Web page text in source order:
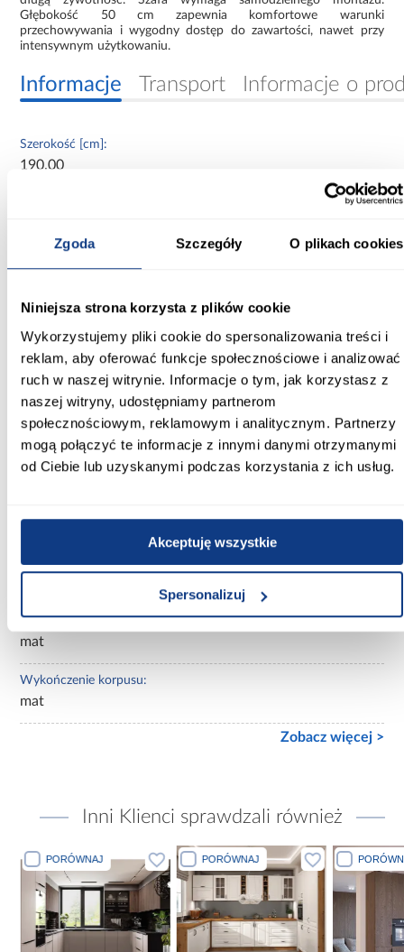
Zgoda Szczegóły O plikach cookies
Niniejsza strona korzysta z plików cookie
Wykorzystujemy pliki cookie do spersonalizowania treści i
reklam, aby oferować funkcje społecznościowe i analizować
ruch w naszej witrynie. Informacje o tym, jak korzystasz z
naszej witryny, udostępniamy partnerom
społecznościowym, reklamowym i analitycznym. Partnerzy
mogą połączyć te informacje z innymi danymi otrzymanymi
od Ciebie lub uzyskanymi podczas korzystania z ich usług.
Akceptuję wszystkie
Spersonalizuj
Głębokość 50 cm zapewnia komfortowe warunki
przechowywania i wygodny dostęp do zawartości, nawet przy
intensywnym użytkowaniu.
Informacje Transport Informacje o
Szerokość [cm]:
190.00
biały
Kolor korpusu:
biały
Wybarwienie:
białe
bez lustra
Ilość drzwi:
Wykończenie frontów:
mat
Wykończenie korpusu:
mat
Zobacz więcej >
Inni Klienci sprawdzali również
PORÓWNAJ PORÓWNAJ